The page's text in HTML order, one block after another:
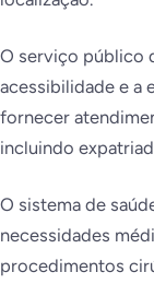
O serviço público
acessibilidade e a
fornecer
incluindo
O sistema de
necessidades
procedimentos